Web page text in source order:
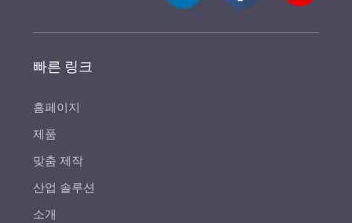
빠른 링크
홈페이지
제품
맞춤 제작
산업 솔루션
소개